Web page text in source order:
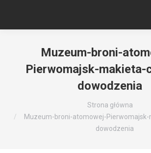
Muzeum-broni-
Pierwomajsk-makieta-
dowodzenia
Strona główna
Muzeum-broni-atomowej-
dowodzenia